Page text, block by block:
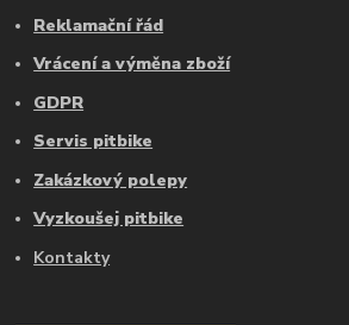
Reklamační řád
Vrácení a výměna zboží
GDPR
Servis pitbike
Zakázkový polepy
Vyzkoušej pitbike
Kontakty